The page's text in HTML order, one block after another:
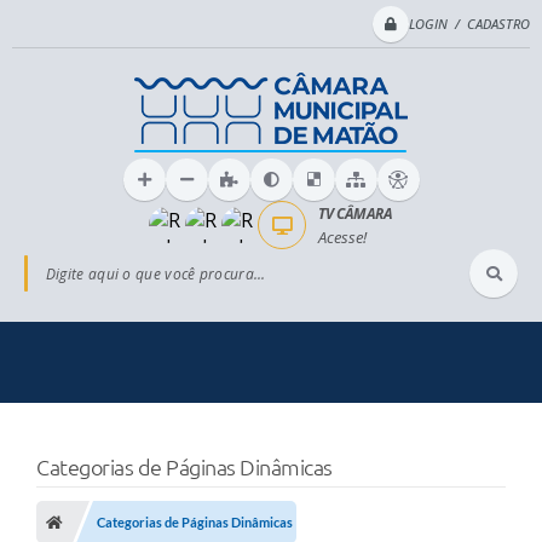
LOGIN / CADASTRO
Digite aqui o que você procura...
TV CÂMARA
Acesse!
Categorias de Páginas Dinâmicas
Categorias de Páginas Dinâmicas